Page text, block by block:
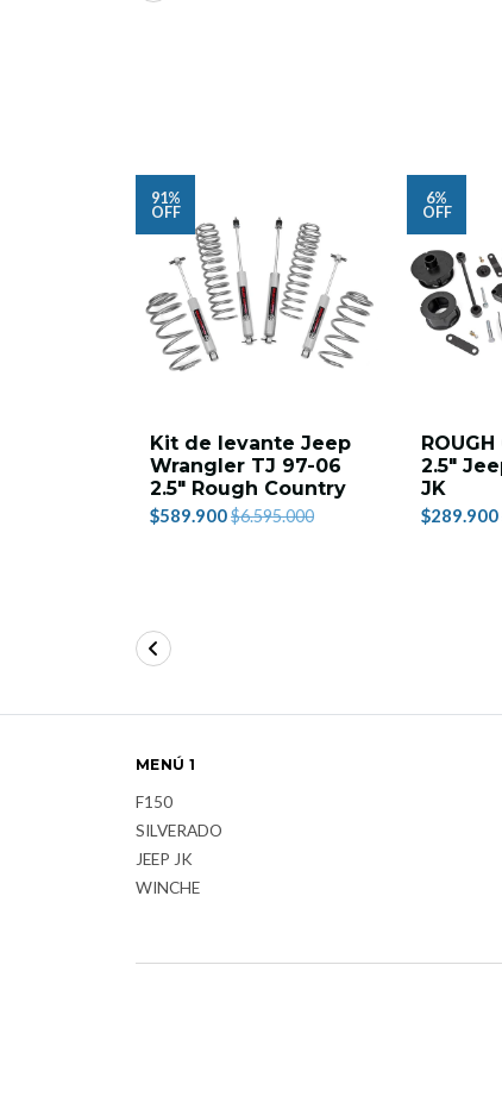
91%
OFF
Kit de levante Jeep
Wrangler TJ 97-06
2.5" Rough Country
$589.900$6.595.000
6%
OFF
ROUGH
2.5"
JK
$289.900
MENÚ 1
F150
SILVERADO
JEEP JK
WINCHE